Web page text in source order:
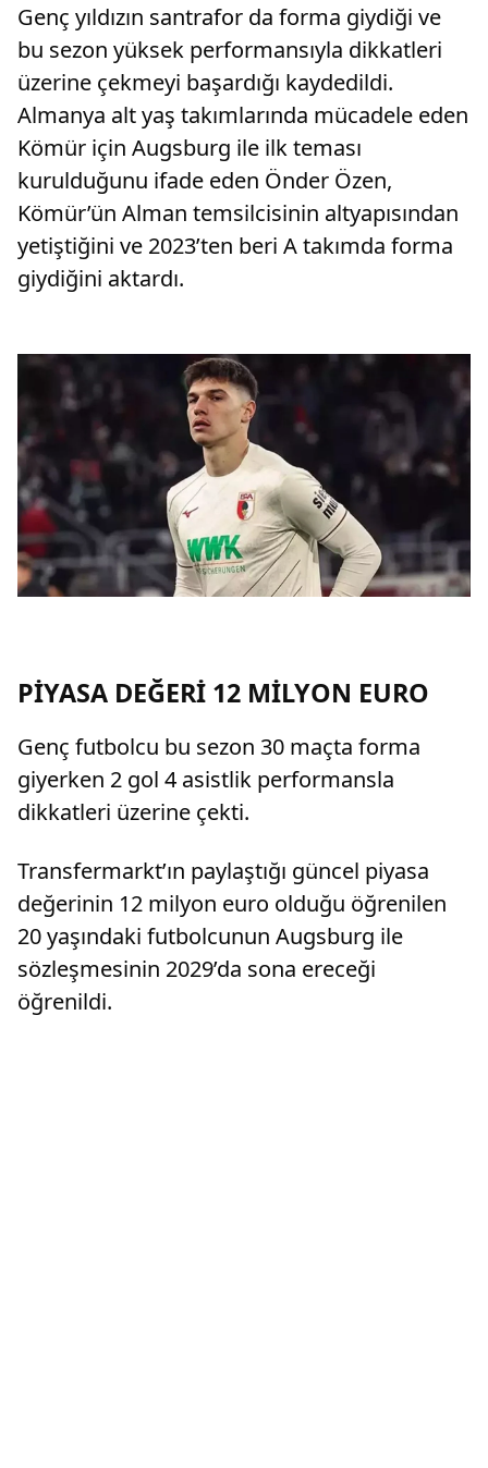
Genç yıldızın santrafor da forma giydiği ve
bu sezon yüksek performansıyla dikkatleri
üzerine çekmeyi başardığı kaydedildi.
Almanya alt yaş takımlarında mücadele eden
Kömür için Augsburg ile ilk teması
kurulduğunu ifade eden Önder Özen,
Kömür’ün Alman temsilcisinin altyapısından
yetiştiğini ve 2023’ten beri A takımda forma
giydiğini aktardı.
PİYASA DEĞERİ 12 MİLYON EURO
Genç futbolcu bu sezon 30 maçta forma
giyerken 2 gol 4 asistlik performansla
dikkatleri üzerine çekti.
Transfermarkt’ın paylaştığı güncel piyasa
değerinin 12 milyon euro olduğu öğrenilen
20 yaşındaki futbolcunun Augsburg ile
sözleşmesinin 2029’da sona ereceği
öğrenildi.